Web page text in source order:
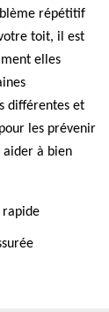
répétitif
toit, il est
elles
différentes et
les prévenir
aider à bien
rapide